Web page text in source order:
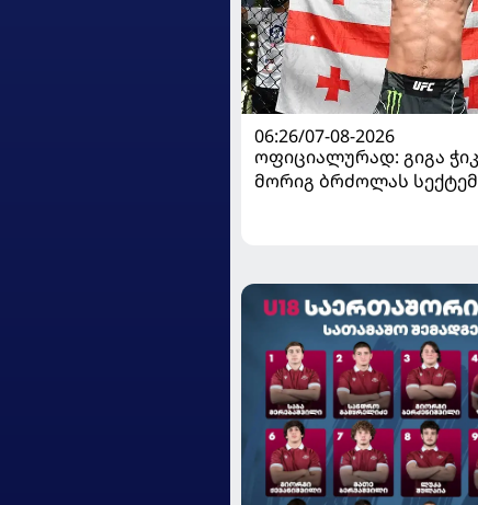
06:26/07-08-2026
ოფიციალურად: გიგა
მორიგ ბრძოლას